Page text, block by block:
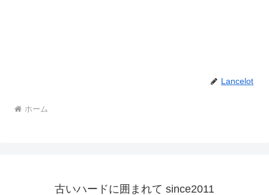
Lancelot
ホーム
古いハードに囲まれて since2011